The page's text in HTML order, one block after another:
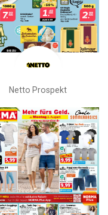
Netto Prospekt